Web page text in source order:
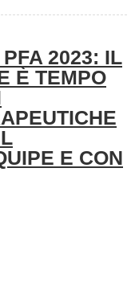
2023: IL
È TEMPO
E CON